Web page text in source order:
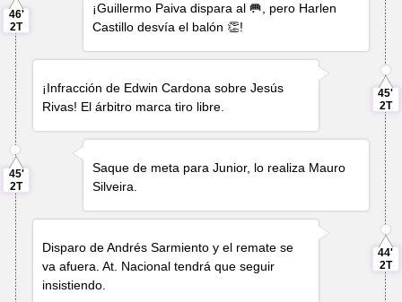
46'
2T
¡Guillermo Paiva dispara al 🥅, pero Harlen
Castillo desvía el balón 👏!
¡Infracción de Edwin Cardona sobreJesús
Rivas! El árbitro marca tiro libre.
45'
2T
45'
2T
Saque de meta para Junior, lo realiza Mauro
Silveira
Disparo deAndrés Sarmiento y el remate se
va afuera. At. Nacional tendrá que seguir
insistiendo.
44'
2T